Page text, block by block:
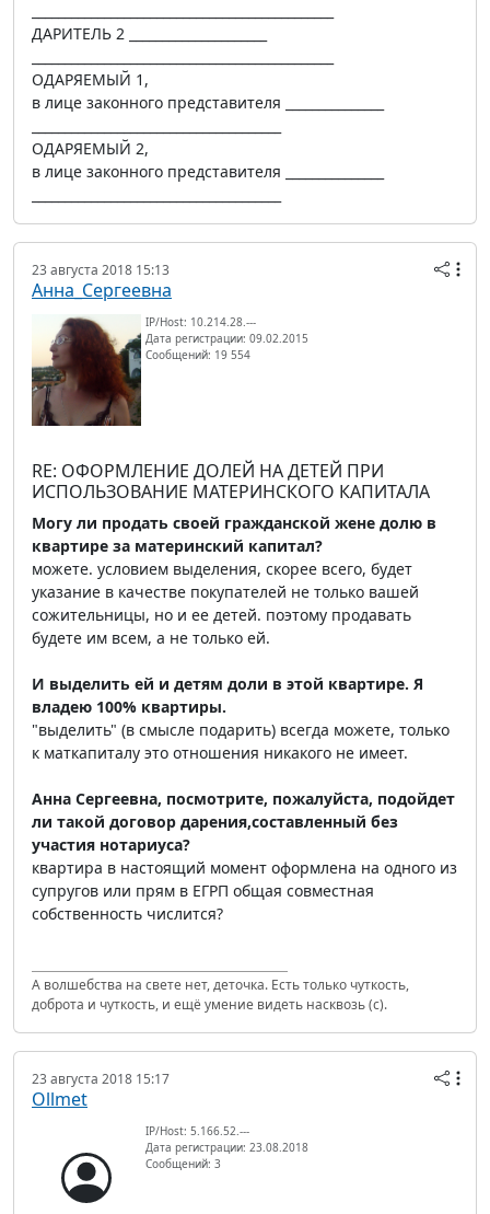
ДАРИТЕЛЬ 2 _____________________
ОДАРЯЕМЫЙ 1,
в лице законного представителя _______________
ОДАРЯЕМЫЙ 2,
в лице законного представителя _______________
23 августа 2018 15:13
Анна_Сергеевна
IP/Host: 10.214.28.---
Дата регистрации: 09.02.2015
Сообщений: 19 554
RE: ОФОРМЛЕНИЕ ДОЛЕЙ НА ДЕТЕЙ ПРИ
ИСПОЛЬЗОВАНИЕ МАТЕРИНСКОГО КАПИТАЛА
Могу ли продать своей гражданской жене долю в
квартире за материнский капитал?
можете. условием выделения, скорее всего, будет
указание в качестве покупателей не только вашей
сожительницы, но и ее детей. поэтому продавать
будете им всем, а не только ей.
И выделить ей и детям доли в этой квартире. Я
владею 100% квартиры.
"выделить" (в смысле подарить) всегда можете, только
к маткапиталу это отношения никакого не имеет.
Анна Сергеевна, посмотрите, пожалуйста, подойдет
ли такой договор дарения,составленный без
участия нотариуса?
квартира в настоящий момент оформлена на одного из
супругов или прям в ЕГРП общая совместная
собственность числится?
А волшебства на свете нет, деточка. Есть только чуткость,
доброта и чуткость, и ещё умение видеть насквозь (с).
23 августа 2018 15:17
Ollmet
IP/Host: 5.166.52.---
Дата регистрации: 23.08.2018
Сообщений: 3